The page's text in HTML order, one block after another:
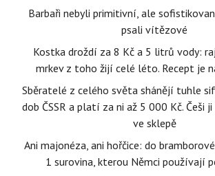
Barbaři nebyli primitivní, ale
psali vítězové
Kostka droždí za 8 Kč a 5 litrů vody:
mrkev z toho žijí celé léto. Recept je
Sběratelé z celého světa shánějí tuhle
dob ČSSR a platí za ni až 5 000 Kč. Češi
ve sklepě
Ani majonéza, ani hořčice: do
1 surovina, kterou Němci používají